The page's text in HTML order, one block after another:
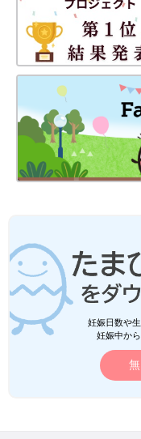
妊娠日数や
妊娠中か